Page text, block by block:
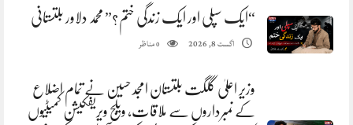
“ایک سپلی اور ایک زندگی ختم؟” محمد دلاور بلتستانی
اگست 8, 2026 0مناظر
وزیر اعلیٰ گلگت بلتستان امجد حسین نے تمام اضلاع
کے نمبرداروں سے ملاقات، ویلج ویریفکیشن کمیٹیوں